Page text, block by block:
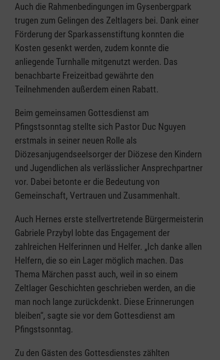
Auch die Rahmenbedingungen im Gysenbergpark
trugen zum Gelingen des Zeltlagers bei. Dank einer
Förderung der Sparkassenstiftung konnten die
Kosten gesenkt werden, zudem konnte die
anliegende Turnhalle mitgenutzt werden. Das
benachbarte Freizeitbad gewährte den
Teilnehmenden außerdem einen Rabatt.
Beim gemeinsamen Gottesdienst am
Pfingstsonntag stellte sich Pastor Duc Nguyen
erstmals in seiner neuen Rolle als
Diözesanjugendseelsorger der Diözese den Kindern
und Jugendlichen als verlässlicher Ansprechpartner
vor. Dabei betonte er die Bedeutung von
Gemeinschaft, Vertrauen und Zusammenhalt.
Auch Hernes erste stellvertretende Bürgermeisterin
Gabriele Przybyl lobte das Engagement der
zahlreichen Helferinnen und Helfer. „Ich danke allen
Helfern, die so ein Lager möglich machen. Das
Thema Märchen passt auch, weil in so einem
Zeltlager Geschichten geschrieben werden, an die
man noch lange zurückdenkt. Diese Erinnerungen
bleiben“, sagte sie vor dem Gottesdienst am
Pfingstsonntag.
Zu den Gästen des Gottesdienstes zählten